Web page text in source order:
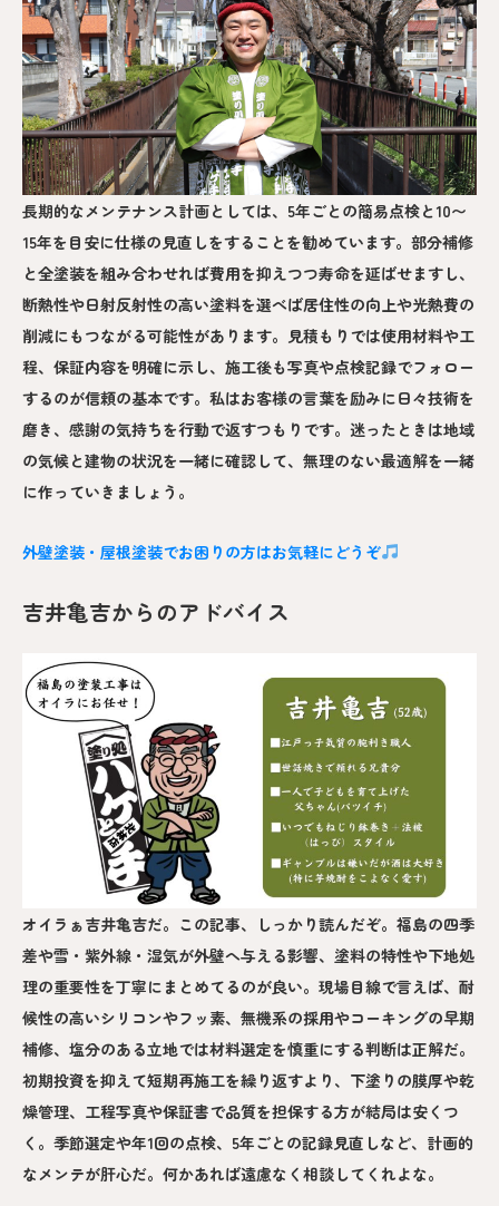
長期的なメンテナンス計画としては、5年ごとの簡易点検と10〜
15年を目安に仕様の見直しをすることを勧めています。部分補修
と全塗装を組み合わせれば費用を抑えつつ寿命を延ばせますし、
断熱性や日射反射性の高い塗料を選べば居住性の向上や光熱費の
削減にもつながる可能性があります。見積もりでは使用材料や工
程、保証内容を明確に示し、施工後も写真や点検記録でフォロー
するのが信頼の基本です。私はお客様の言葉を励みに日々技術を
磨き、感謝の気持ちを行動で返すつもりです。迷ったときは地域
の気候と建物の状況を一緒に確認して、無理のない最適解を一緒
に作っていきましょう。
外壁塗装・屋根塗装でお困りの方はお気軽にどうぞ
吉井亀吉からのアドバイス
オイラぁ吉井亀吉だ。この記事、しっかり読んだぞ。福島の四季
差や雪・紫外線・湿気が外壁へ与える影響、塗料の特性や下地処
理の重要性を丁寧にまとめてるのが良い。現場目線で言えば、耐
候性の高いシリコンやフッ素、無機系の採用やコーキングの早期
補修、塩分のある立地では材料選定を慎重にする判断は正解だ。
初期投資を抑えて短期再施工を繰り返すより、下塗りの膜厚や乾
燥管理、工程写真や保証書で品質を担保する方が結局は安くつ
く。季節選定や年1回の点検、5年ごとの記録見直しなど、計画的
なメンテが肝心だ。何かあれば遠慮なく相談してくれよな。